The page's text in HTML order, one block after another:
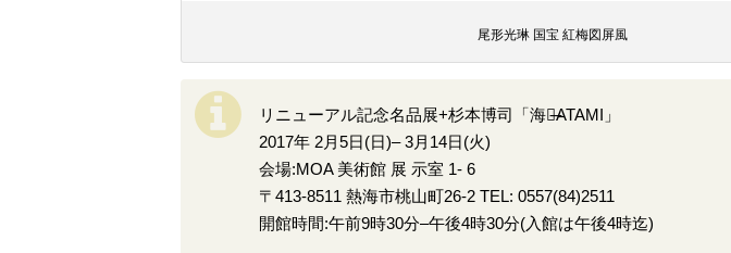
尾形光琳 国宝 紅梅図屏風
リニューアル記念名品展+杉本博司「海景̶ATAMI」
2017年 2月5日(日)– 3月14日(火)
会場:MOA 美術館 展 示室 1- 6
〒413-8511 熱海市桃山町26-2 TEL: 0557(84)2511
開館時間:午前9時30分–午後4時30分(入館は午後4時迄)